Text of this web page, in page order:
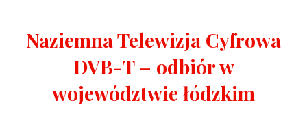
Naziemna Telewizja Cyfrowa
DVB-T – odbiór w
województwie łódzkim